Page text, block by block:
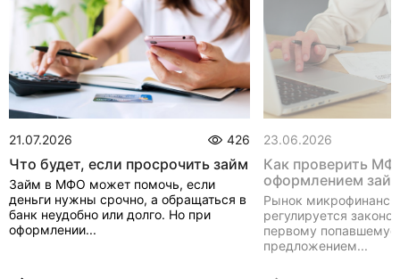
21.07.2026 426
Что будет, если просрочить займ
Займ в МФО может помочь, если
деньги нужны срочно, а обращаться в
банк неудобно или долго. Но при
оформлении...
23.06.2026
Как проверить
оформлением
Рынок
регулируется
первому
предложением...